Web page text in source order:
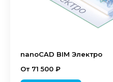
nanoCAD BIM Электро
От 71 500 ₽